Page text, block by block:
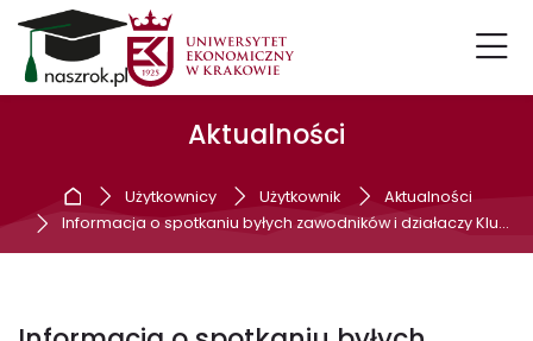
Skip to navigation
Skip to login form
Przejdź do głównej zawartości
Skip to accessibility options
Skip to footer
Skip accessibility options
Aktualności
Strona główna
Użytkownicy Użytkownik
Aktualności
Informacja o spotkaniu byłych zawodników i działaczy Klubu Uczelnianego AZS AE w roku Jubileuszu 100-lecia Uczelni – Jakuszyce
Wpis na blogu utworzony przez